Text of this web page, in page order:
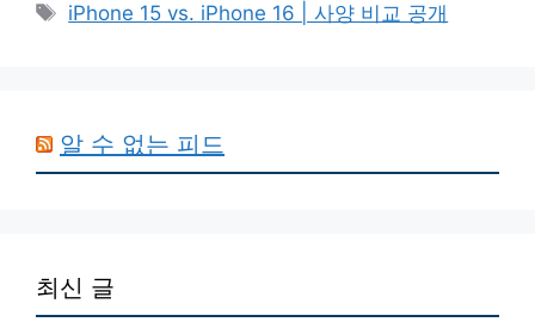
Tags
iPhone 15 vs. iPhone 16 | 사양 비교 공개
알 수 없는 피드
최신 글